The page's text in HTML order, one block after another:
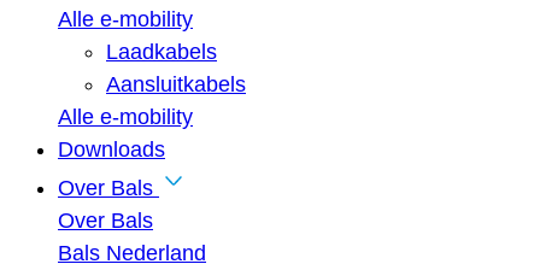
Alle e-mobility
Laadkabels
Aansluitkabels
Alle e-mobility
Downloads
Over Bals
Over Bals
Bals Nederland